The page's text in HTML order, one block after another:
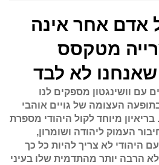
אדם אחר אינה
מטקסס
שאנחנו לא לבד
עם וושינגטון מספקים לנו
העצומה של גויים אוהבי
מיוחד לקול היהודי מספרת
העמוק ליהודה ושומרון,
היהודי לא צריך להיות כל כך
הרבה יותר מהתדמית שלו בעיני